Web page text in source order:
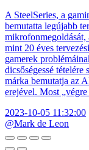
A SteelSeries, a
bemutatta legújabb
mikrofonmegoldását,
mint 20 éves
gamerek
dicsőségessé
márka bemutatja az
erejével. Most
2023-10-05 11:32:00
@Mark de Leon